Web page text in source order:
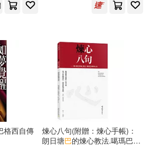
京）文化傳播有限公
根華(5)
出版社(5)
(5)
社(5) 滾石(5)
格西自傳
煉心八句(附贈：煉心手帳)：
朗日塘巴的煉心教法.噶瑪巴的